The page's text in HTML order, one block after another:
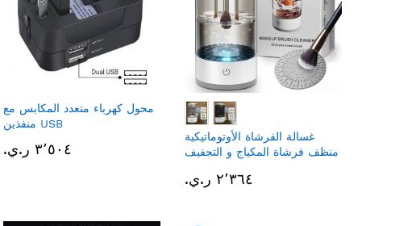
محول كهرباء متعدد المكابس مع
منفذين USB
٣٬٥٠٤ ر.ي.‏
غسالة الفرشاة الأوتوماتيكية
منظف فرشاة المكياج و التجفيف
٢٬٣٦٤ ر.ي.‏